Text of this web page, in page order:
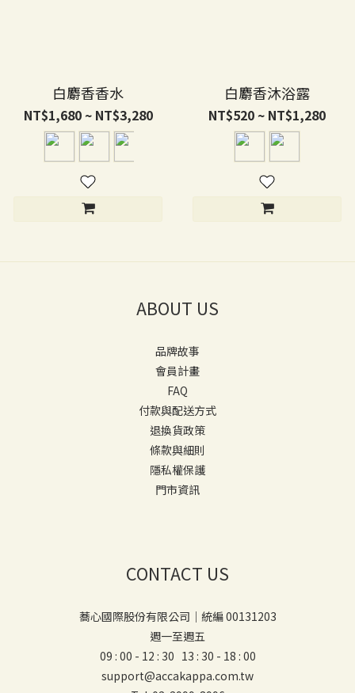
白麝香香水
NT$1,680 ~ NT$3,280
白麝香沐浴露
NT$520 ~ NT$1,280
ABOUT US
品牌故事
會員計畫
FAQ
付款與配送方式
退換貨政策
條款與細則
隱私權保護
門市資訊
CONTACT US
蕎心國際股份有限公司｜統編 00131203
週一至週五
09 : 00 - 12 : 30 13 : 30 - 18 : 00
support@accakappa.com.tw